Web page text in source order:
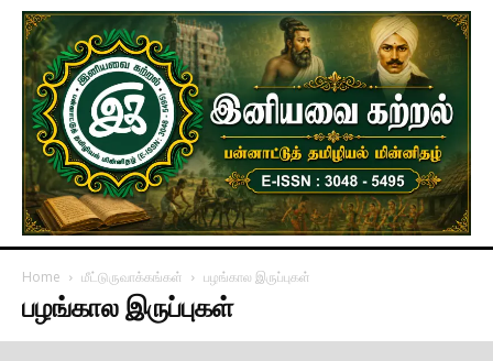
Home மீட்டுருவாக்கங்கள் பழங்கால இருப்புகள்
பழங்கால இருப்புகள்